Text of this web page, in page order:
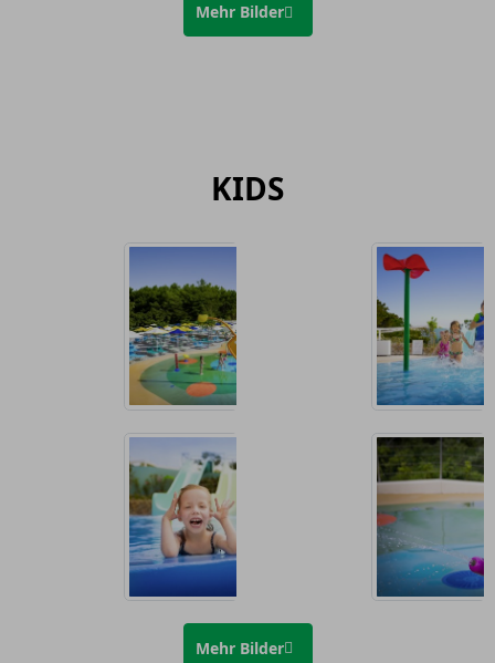
Mehr Bilder
KIDS
Mehr Bilder